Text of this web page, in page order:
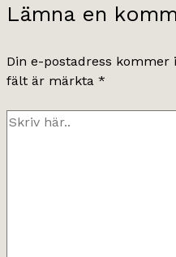
Lämna en
Din e-postadress kommer
fält är märkta *
Skriv